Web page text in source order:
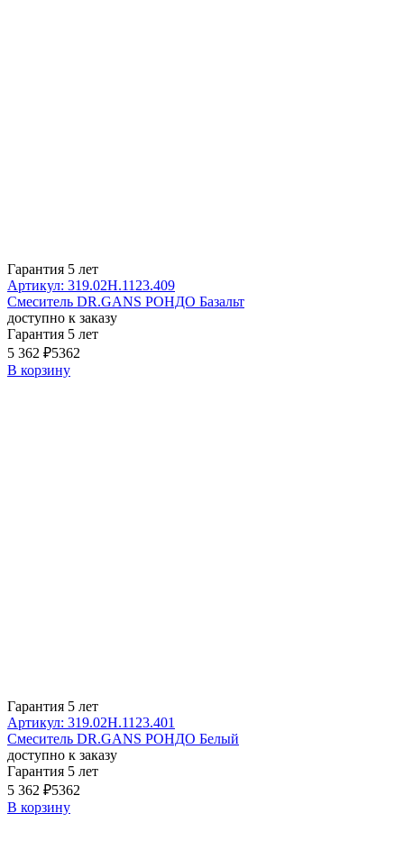
Гарантия 5 лет
Артикул: 319.02H.1123.409
Смеситель DR.GANS РОНДО Базальт
доступно к заказу
Гарантия 5 лет
5 362 ₽5362
В корзину
Гарантия 5 лет
Артикул: 319.02H.1123.401
Смеситель DR.GANS РОНДО Белый
доступно к заказу
Гарантия 5 лет
5 362 ₽5362
В корзину